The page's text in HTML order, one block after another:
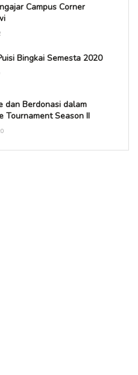
Campus Corner
Bingkai Semesta 2020
dan Berdonasi dalam
Tournament Season II